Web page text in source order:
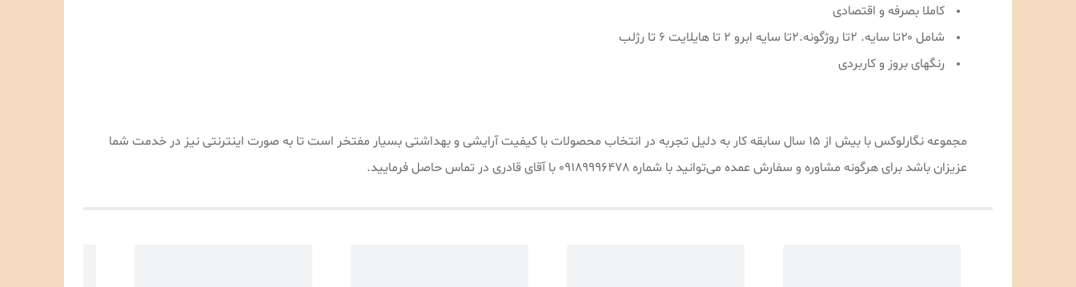
کاملا بصرفه و اقتصادی
شامل ۲۰تا سایه. ۲تا روژگونه.۲تا سایه ابرو ۲ تا هایلایت ۶ تا رژلب
رنگهای بروز و کاربردی
مجموعه نگارلوکس با بیش از ۱۵ سال سابقه کار به دلیل تجربه در انتخاب محصولات با کیفیت آرایشی و بهداشتی بسیار مفتخر است تا به صورت اینترنتی نیز در خدمت شما
عزیزان باشد برای هرگونه مشاوره و سفارش عمده می‌توانید با شماره 09189996478 با آقای قادری در تماس حاصل فرمایید.